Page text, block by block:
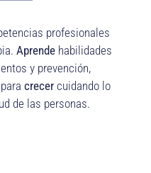
profesionales
Aprende habilidades
y prevención,
crecercuidando lo
de las personas.